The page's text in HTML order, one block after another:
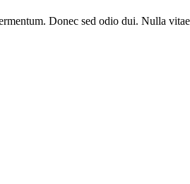
Donec sed odio dui. Nulla